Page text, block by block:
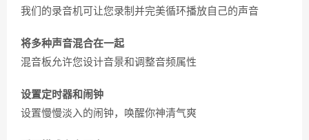
我们的录音机可让您录制并完美循环播放自己的声音
将多种声音混合在一起
混音板允许您设计音景和调整音频属性
设置定时器和闹钟
设置慢慢淡入的闹钟，唤醒你神清气爽